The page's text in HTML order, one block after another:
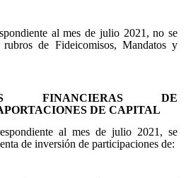
al mes de julio 2021, no se
de Fideicomisos, Mandatos y
FINANCIERAS DE
DE CAPITAL
al mes de julio 2021, se
de inversión de participaciones de: